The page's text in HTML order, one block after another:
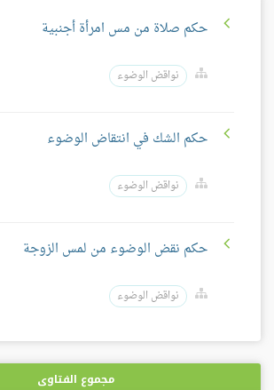
حكم صلاة من مس امرأة أجنبية
نواقض الوضوء
حكم الشك في انتقاض الوضوء
نواقض الوضوء
حكم نقض الوضوء من لمس الزوجة
نواقض الوضوء
مجموع الفتاوى